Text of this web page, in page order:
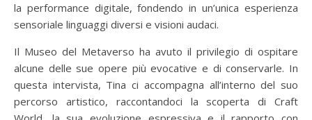
la performance digitale, fondendo in un’unica esperienza
sensoriale linguaggi diversi e visioni audaci.
Il Museo del Metaverso ha avuto il privilegio di ospitare
alcune delle sue opere più evocative e di conservarle. In
questa intervista, Tina ci accompagna all’interno del suo
percorso artistico, raccontandoci la scoperta di Craft